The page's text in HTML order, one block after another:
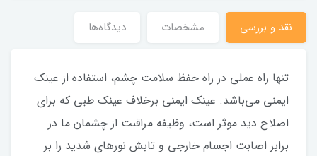
نقد و بررسی مشخصات دیدگاه‌ها
تنها راه عملی در راه حفظ سلامت چشم، استفاده از عینک
ایمنی می‌باشد. عینک ایمنی برخلاف عینک طبی که برای
اصلاح دید موثر است، وظیفه مراقبت از چشمان ما در
برابر اصابت اجسام خارجی و تابش نورهای شدید را بر